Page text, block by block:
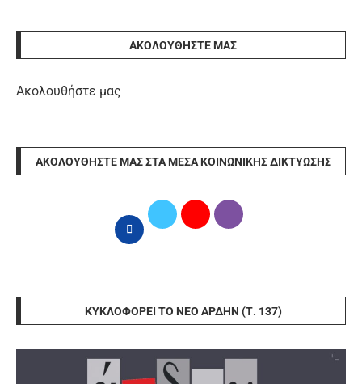
ΑΚΟΛΟΥΘΉΣΤΕ ΜΑΣ
Ακολουθήστε μας
ΑΚΟΛΟΥΘΉΣΤΕ ΜΑΣ ΣΤΑ ΜΈΣΑ ΚΟΙΝΩΝΙΚΉΣ ΔΙΚΤΎΩΣΗΣ
ΚΥΚΛΟΦΟΡΕΊ ΤΟ ΝΈΟ ΆΡΔΗΝ (Τ. 137)